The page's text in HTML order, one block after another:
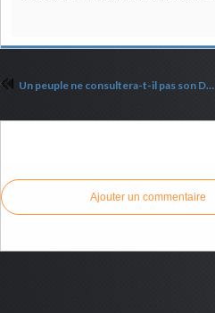
Un peuple ne consultera-t-il pas son Dieu ?
Ajouter un commentaire